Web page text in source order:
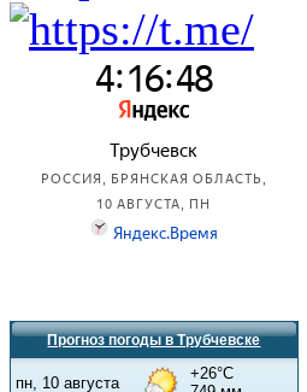
Прогноз погоды в Трубчевске